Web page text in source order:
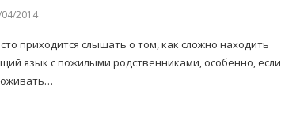
2014
приходится слышать о том, как сложно находить
язык с пожилыми родственниками, особенно, если